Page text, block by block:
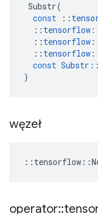
Substr(
const
::
:: tensorflow
:: tensorflow
:: tensorflow
const Substr ::
)
węzeł
:: tensorflow ::
operator::